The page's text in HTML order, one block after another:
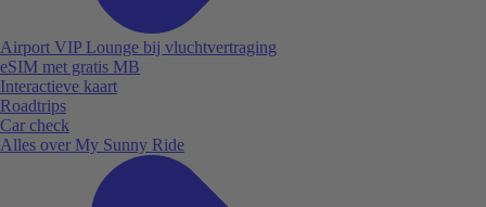
Airport VIP Lounge bij vluchtvertraging
eSIM met gratis MB
Interactieve kaart
Roadtrips
Car check
Alles over My Sunny Ride